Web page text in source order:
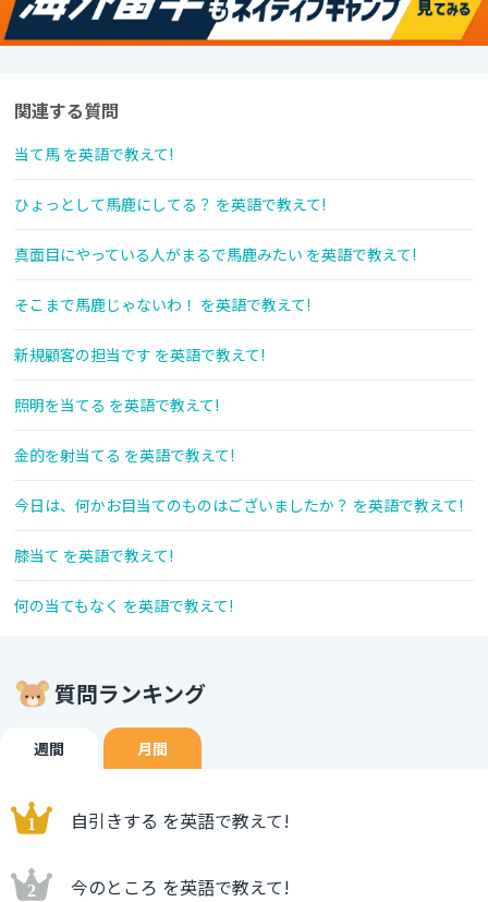
関連する質問
当て馬 を英語で教えて!
ひょっとして馬鹿にしてる？ を英語で教えて!
真面目にやっている人がまるで馬鹿みたい を英語で教えて!
そこまで馬鹿じゃないわ！ を英語で教えて!
新規顧客の担当です を英語で教えて!
照明を当てる を英語で教えて!
金的を射当てる を英語で教えて!
今日は、何かお目当てのものはございましたか？ を英語で教えて!
膝当て を英語で教えて!
何の当てもなく を英語で教えて!
質問ランキング
週間 月間
自引きする を英語で教えて!
今のところ を英語で教えて!